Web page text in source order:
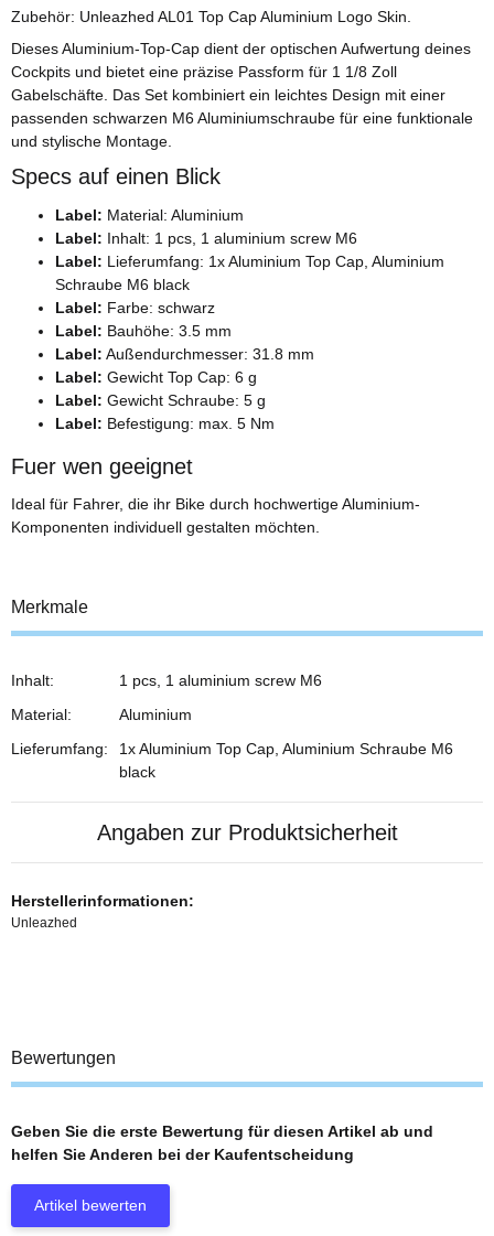
Zubehör: Unleazhed AL01 Top Cap Aluminium Logo Skin.
Dieses Aluminium-Top-Cap dient der optischen Aufwertung deines
Cockpits und bietet eine präzise Passform für 1 1/8 Zoll
Gabelschäfte. Das Set kombiniert ein leichtes Design mit einer
passenden schwarzen M6 Aluminiumschraube für eine funktionale
und stylische Montage.
Specs auf einen Blick
Label: Material: Aluminium
Label: Inhalt: 1 pcs, 1 aluminium screw M6
Label: Lieferumfang: 1x Aluminium Top Cap, Aluminium
Schraube M6 black
Label: Farbe: schwarz
Label: Bauhöhe: 3.5 mm
Label: Außendurchmesser: 31.8 mm
Label: Gewicht Top Cap: 6 g
Label: Gewicht Schraube: 5 g
Label: Befestigung: max. 5 Nm
Fuer wen geeignet
Ideal für Fahrer, die ihr Bike durch hochwertige Aluminium-
Komponenten individuell gestalten möchten.
Merkmale
Inhalt:
1 pcs, 1 aluminium screw M6
Material:
Aluminium
Lieferumfang:
1x Aluminium Top Cap, Aluminium Schraube M6
black
Angaben zur Produktsicherheit
Herstellerinformationen:
Unleazhed
Bewertungen
Geben Sie die erste Bewertung für diesen Artikel ab und
helfen Sie Anderen bei der Kaufentscheidung
Artikel bewerten